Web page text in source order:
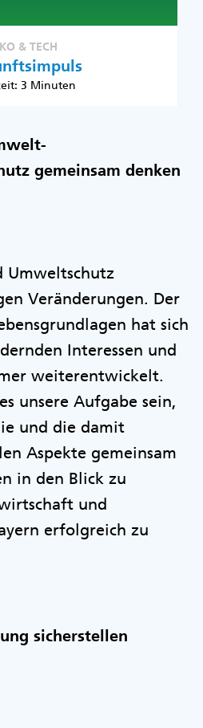
& TECH
3 Minuten
gemeinsam denken
Umweltschutz
Veränderungen. Der
hat sich
Interessen und
weiterentwickelt.
unsere Aufgabe sein,
und die damit
Aspekte gemeinsam
in den Blick zu
und
erfolgreich zu
sicherstellen